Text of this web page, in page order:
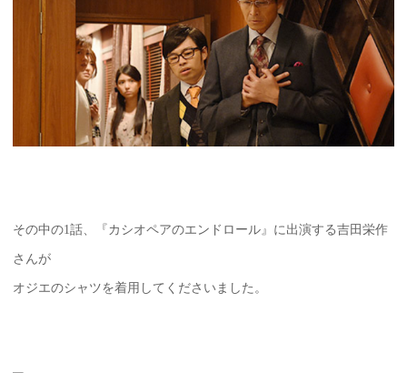
その中の1話、『カシオペアのエンドロール』に出演する吉田栄作
さんが
オジエのシャツを着用してくださいました。